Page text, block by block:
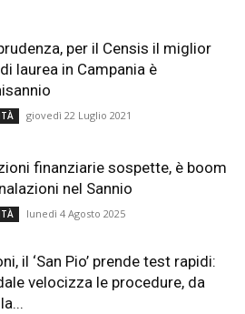
per il Censis il miglior
laurea in Campania è
giovedì 22 Luglio 2021
finanziarie sospette, è boom
nel Sannio
lunedì 4 Agosto 2025
il ‘San Pio’ prende test rapidi:
velocizza le procedure, da